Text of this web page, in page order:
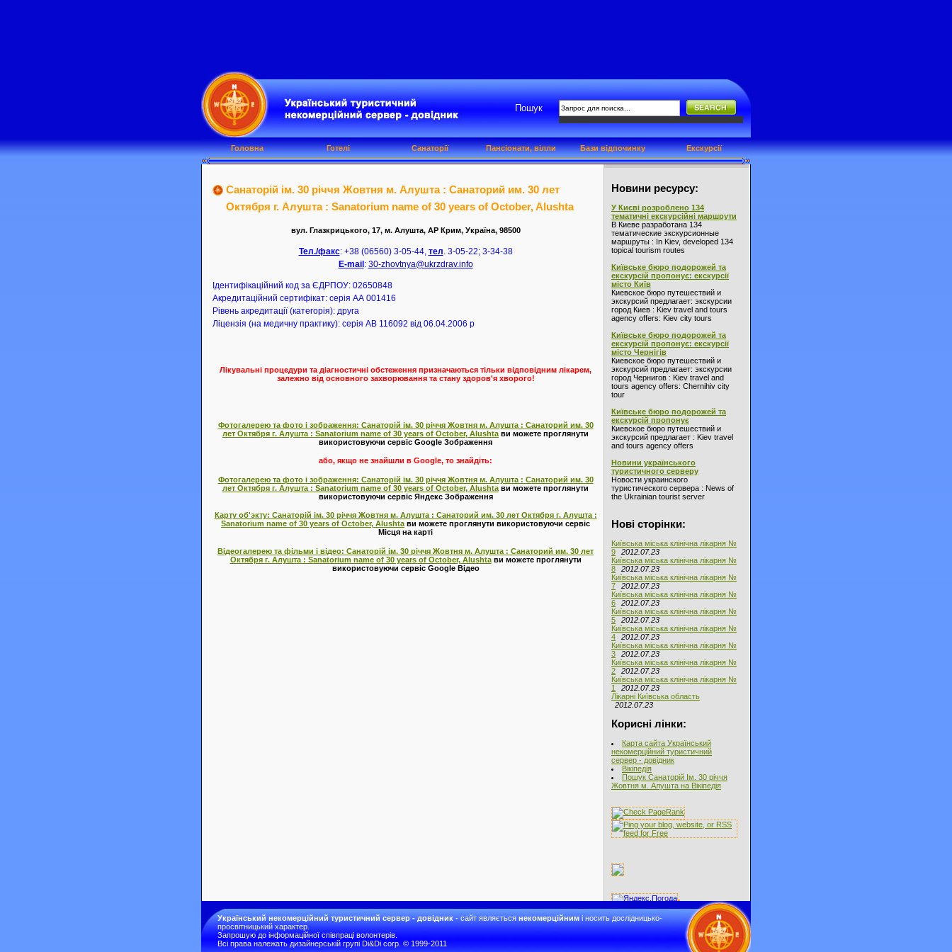
Новини ресурсу:
У Києві розроблено 134
тематичні екскурсійні маршрути
В Киеве разработана 134
тематические экскурсионные
маршруты : In Kiev, developed 134
topical tourism routes
Київське бюро подорожей та
екскурсій пропонує: екскурсії
місто Київ
Киевское бюро путешествий и
экскурсий предлагает: экскурсии
город Киев : Kiev travel and tours
agency offers: Kiev city tours
Київське бюро подорожей та
екскурсій пропонує: екскурсії
місто Чернігів
Киевское бюро путешествий и
экскурсий предлагает: экскурсии
город Чернигов : Kiev travel and
tours agency offers: Chernihiv city
tour
Київське бюро подорожей та
екскурсій пропонує
Киевское бюро путешествий и
экскурсий предлагает : Kiev travel
and tours agency offers
Новини українського
туристичного серверу
Новости украинского
туристического сервера : News of
the Ukrainian tourist server
Нові сторінки:
Київська міська клінічна лікарня №
9
2012.07.23
Київська міська клінічна лікарня №
8
2012.07.23
Київська міська клінічна лікарня №
7
2012.07.23
Київська міська клінічна лікарня №
6
2012.07.23
Київська міська клінічна лікарня №
5
2012.07.23
Київська міська клінічна лікарня №
4
2012.07.23
Київська міська клінічна лікарня №
3
2012.07.23
Київська міська клінічна лікарня №
2
2012.07.23
Київська міська клінічна лікарня №
1
2012.07.23
Лікарні Київська область
2012.07.23
Корисні лінки:
Карта сайта Український
некомерційний туристичний
сервер - довідник
Вікіпедія
Пошук Санаторій Ім. 30 річчя
Жовтня м. Алушта на Вікіпедія
Санаторій ім. 30 річчя Жовтня м. Алушта : Санаторий им. 30 лет
Октября г. Алушта : Sanatorium name of 30 years of October, Alushta
вул. Глазкрицького, 17, м. Алушта, АР Крим, Україна, 98500
Тел./факс: +38 (06560) 3-05-44, тел . 3-05-22; 3-34-38
Е-mail: 30-zhovtnya@ukrzdrav.info
Ідентифікаційний код за ЄДРПОУ: 02650848
Акредитаційний сертифікат: серія АА 001416
Рівень акредитації (категорія): друга
Ліцензія (на медичну практику): серія АВ 116092 від 06.04.2006 р
Лікувальні процедури та діагностичні обстеження призначаються тільки відповідним лікарем,
залежно від основного захворювання та стану здоров'я хворого!
Фотогалерею та фото і зображення: Санаторій ім. 30 річчя Жовтня м. Алушта : Санаторий им. 30
лет Октября г. Алушта : Sanatorium name of 30 years of October, Alushta ви можете проглянути
використовуючи сервіс Google Зображення
або, якщо не знайшли в Google, то знайдіть:
Фотогалерею та фото і зображення: Санаторій ім. 30 річчя Жовтня м. Алушта : Санаторий им. 30
лет Октября г. Алушта : Sanatorium name of 30 years of October, Alushta ви можете проглянути
використовуючи сервіс Яндекс Зображення
Карту об'экту: Санаторій ім. 30 річчя Жовтня м. Алушта : Санаторий им. 30 лет Октября г. Алушта :
Sanatorium name of 30 years of October, Alushtaви можете проглянути використовуючи сервіс
Місця на карті
Відеогалерею та фільми і відео: Санаторій ім. 30 річчя Жовтня м. Алушта : Санаторий им. 30 лет
Октября г. Алушта : Sanatorium name of 30 years of October, Alushtaви можете проглянути
використовуючи сервіс Google Відео
Пошук
Головна Готелі Санаторії Пансіонати, вілли Бази відпочинку Екскурсії
Український некомерційний туристичний сервер - довідник- сайт являєтьсянекомерційнимі носить дослідницько-
просвітницький характер.
Запрошую до інформаційної співпраці волонтерів.
Всі права належать дизайнерській групі Di&Di corp. © 1999-2011